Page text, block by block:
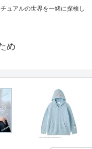
ュアルの世界を一緒に探検し
め